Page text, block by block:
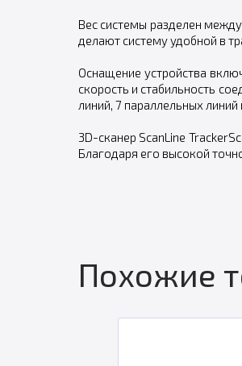
Вес системы разделен
делают систему удобной в
Оснащение устройства
скорость и стабильность
линий, 7 параллельных
3D-сканер ScanLine
Благодаря его высокой
Похожие